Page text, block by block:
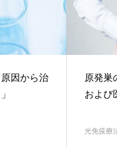
因から治
原発巣
および
光免疫療